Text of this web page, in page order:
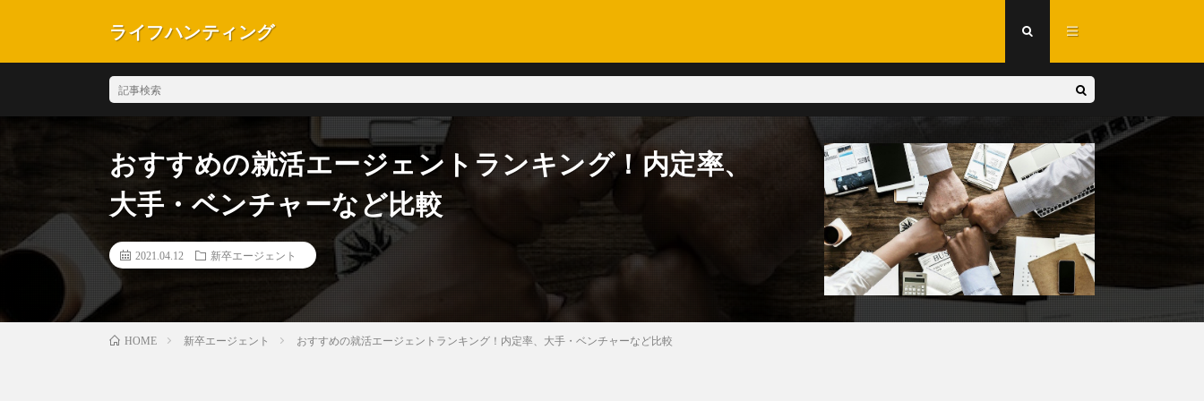
ライフハンティング
おすすめの就活エージェントランキング！内定率、
大手・ベンチャーなど比較
2021.04.12 新卒エージェント
HOME 新卒エージェント おすすめの就活エージェントランキング！内定率、大手・ベンチャーなど比較